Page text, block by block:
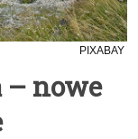
PIXABAY
– nowe